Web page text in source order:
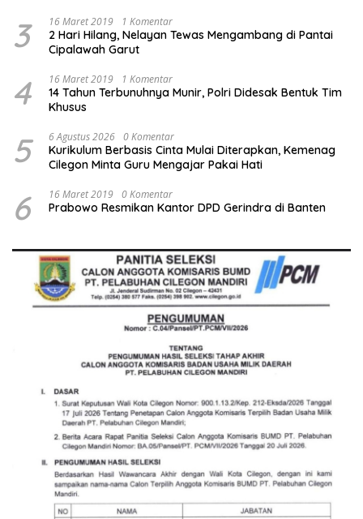
3 16 Maret 2019 1 Komentar
2 Hari Hilang, Nelayan Tewas Mengambang di Pantai
Cipalawah Garut
4 16 Maret 2019 1 Komentar
14 Tahun Terbunuhnya Munir, Polri Didesak Bentuk Tim
Khusus
5 6 Agustus 2026 0 Komentar
Kurikulum Berbasis Cinta Mulai Diterapkan, Kemenag
Cilegon Minta Guru Mengajar Pakai Hati
6 16 Maret 2019 0 Komentar
Prabowo Resmikan Kantor DPD Gerindra di Banten